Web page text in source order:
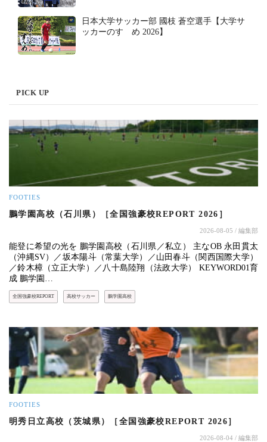
日本大学サッカー部 國枝 蒼空選手【大学サ
ッカーのすゝめ 2026】
PICK UP
FOOTIES
鵬学園高校（石川県）［全国強豪校REPORT 2026］
2026-08-05 / 編集部
能登に希望の光を 鵬学園高校（石川県／私立） 主なOB 永田貫太
（沖縄SV）／坂本陽斗（常葉大学）／山田春斗（関西国際大学）
／鈴木樟（立正大学）／八十島陸翔（法政大学） KEYWORD01育
成 鵬学園…
全国強豪校REPORT 高校サッカー 鵬学園高校
FOOTIES
明秀日立高校（茨城県）［全国強豪校REPORT 2026］
2026-08-04 / 編集部